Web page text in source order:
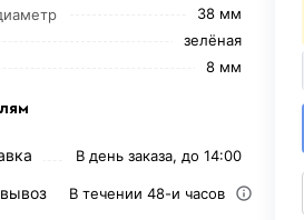
38 мм
зелёная
8 мм
В день заказа, до 14:00
В течении 48-и часов